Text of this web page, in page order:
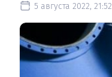
5 августа 2022, 21:52